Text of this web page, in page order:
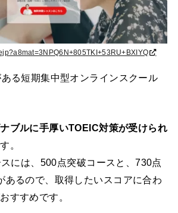
る短期集中型オンラインスクール
ブルに手厚いTOEIC対策が受けられ
。
には、500点突破コースと、730点
あるので、取得したいスコアに合わ
すすめです。